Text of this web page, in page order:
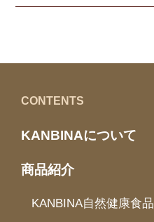
CONTENTS
KANBINAについて
商品紹介
KANBINA自然健康食品